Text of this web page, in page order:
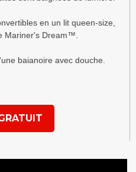
en un lit queen-size,
Mariner's Dream™.
baianoire avec douche.